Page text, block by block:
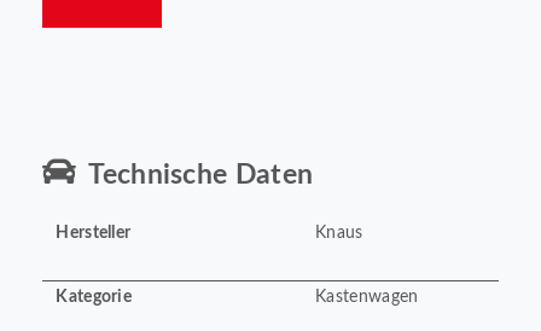
Technische Daten
Hersteller Knaus
Kategorie Kastenwagen